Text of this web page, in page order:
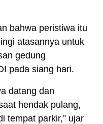
bahwa peristiwa itu
atasannya untuk
gedung
pada siang hari.
datang dan
hendak pulang,
tempat parkir,” ujar